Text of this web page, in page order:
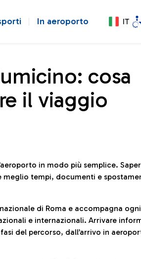
In aeroporto IT
cosa
il viaggio
in modo più semplice.
meglio tempi, documenti e
di Roma e accompagna
e internazionali. Arrivare
del percorso, dall’arrivo in